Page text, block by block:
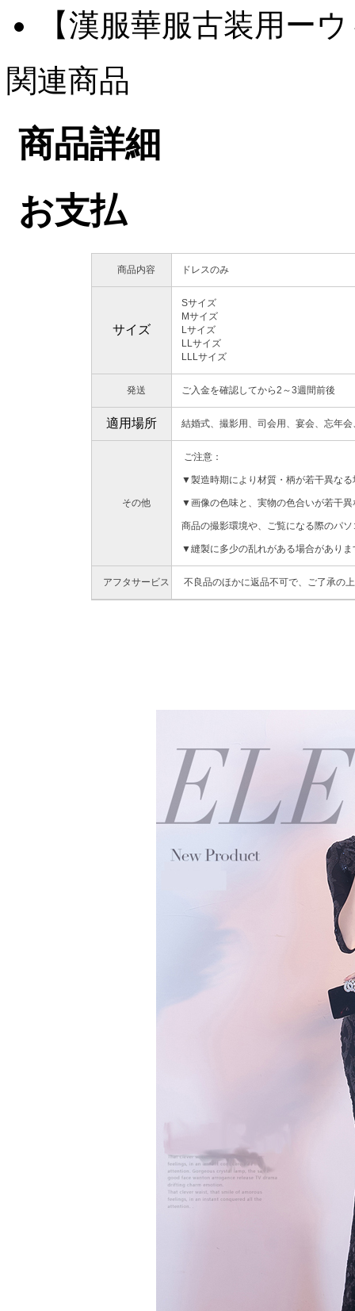
【漢服華服古装用ー
関連商品
商品詳細
お支払
商品内容 ドレスのみ
サイズ
Sサイズ
Mサイズ
Lサイズ
LLサイズ
LLLサイズ
発送 ご入金を確認してから2～3週間前後
適用場所 結婚式、撮影用、司会用、宴会、忘年会
その他
ご注意：
▼製造時期により材質・柄が若干異な
▼画像の色味と、実物の色合いが若干
商品の撮影環境や、ご覧になる際のパ
▼縫製に多少の乱れがある場合があり
アフタサービス 不良品のほかに返品不可で、ご了承の